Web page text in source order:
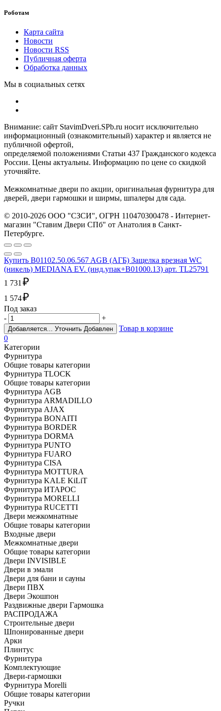
Роботам
Карта сайта
Новости
Новости RSS
Публичная оферта
Обработка данных
Мы в социальных сетях
Внимание: сайт StavimDveri.SPb.ru носит исключительно
информационный (ознакомительный) характер и является не
публичной офертой,
определяемой положениями Статьи 437 Гражданского кодекса
России. Цены актуальны. Информацию по цене со скидкой
уточняйте.
Межкомнатные двери по акции, оригинальная фурнитура для
дверей, двери гармошки и ширмы, шпалеры для сада.
© 2010-2026 ООО "СЗСИ", ОГРН 110470300478 - Интернет-
магазин "Ставим Двери СПб" от Анатолия в Санкт-
Петербурге.
Купить B01102.50.06.567 AGB (АГБ) Защелка врезная WC
(никель) MEDIANA EV. (инд.упак+B01000.13) арт. TL25791
1 731₽
1 574₽
Под заказ
-
+
Добавляется... Уточнить Добавлен
Товар в корзине
0
Категории
Фурнитура
Общие товары категории
Фурнитура TLOCK
Общие товары категории
Фурнитура AGB
Фурнитура ARMADILLO
Фурнитура AJAX
Фурнитура BONAITI
Фурнитура BORDER
Фурнитура DORMA
Фурнитура PUNTO
Фурнитура FUARO
Фурнитура CISA
Фурнитура MOTTURA
Фурнитура KALE KiLiT
Фурнитура ИТАРОС
Фурнитура MORELLI
Фурнитура RUCETTI
Двери межкомнатные
Общие товары категории
Входные двери
Межкомнатные двери
Общие товары категории
Двери INVISIBLE
Двери в эмали
Двери для бани и сауны
Двери ПВХ
Двери Экошпон
Раздвижные двери Гармошка
РАСПРОДАЖА
Строительные двери
Шпонированные двери
Арки
Плинтус
Фурнитура
Комплектующие
Двери-гармошки
Фурнитура Morelli
Общие товары категории
Ручки